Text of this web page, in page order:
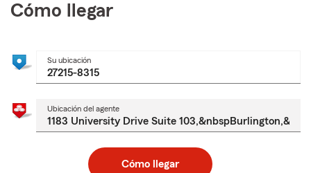
principal
Cómo llegar
Su ubicación
Ubicación del agente
Cómo llegar